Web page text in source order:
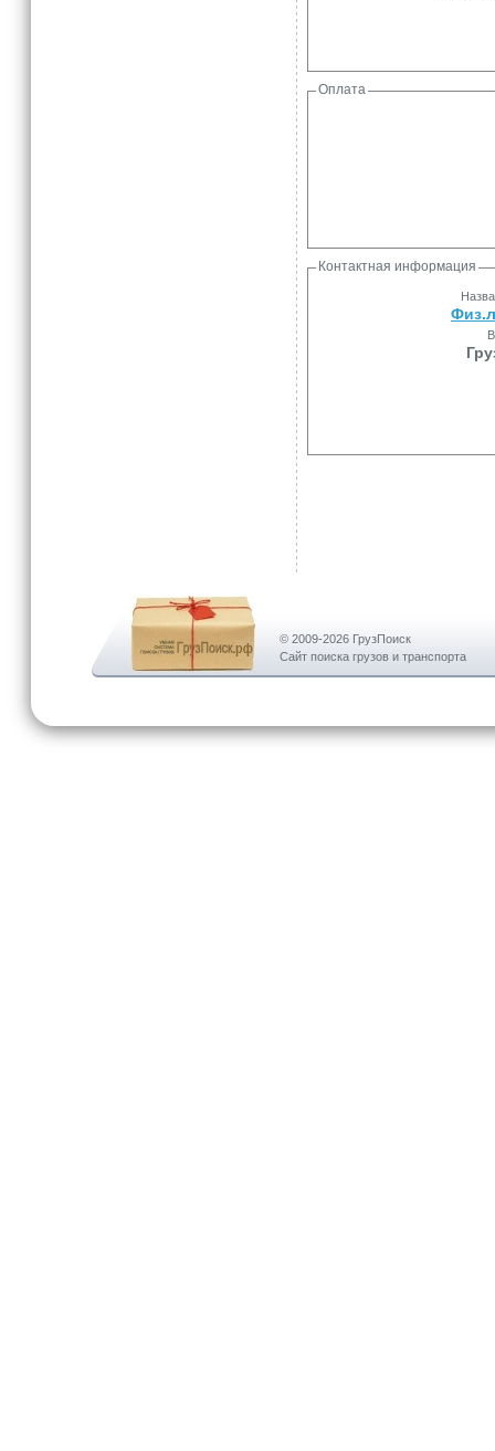
Оплата
Контактная информация
© 2009-2026 ГрузПоиск
Сайт поиска грузов и транспорта